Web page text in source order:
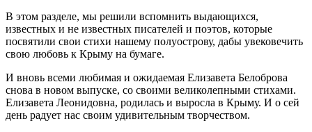
В этом разделе, мы решили вспомнить выдающихся,
известных и не известных писателей и поэтов, которые
посвятили свои стихи нашему полуострову, дабы увековечить
свою любовь к Крыму на бумаге.
И вновь всеми любимая и ожидаемая Елизавета Белоброва
снова в новом выпуске, со своими великолепными стихами.
Елизавета Леонидовна, родилась и выросла в Крыму. И о сей
день радует нас своим удивительным творчеством.